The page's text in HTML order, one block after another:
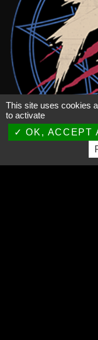
This site uses cookies
to activate
OK, ACCEPT